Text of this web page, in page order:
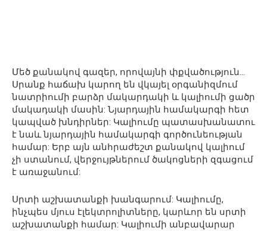
Մեծ քանակով գազեր, որովայնի փքվածություն…
Սրանք հաճախ կարող են վկայել օրգանիզմում
նատրիումի բարձր մակարդակի և կալիումի ցածր
մակադակի մասին: Նյարդային համակարգի հետ
կապված խնդիրներ: Կալիումը պատասխանատու
է նաև նյարդային համակարգի գործունեության
համար: Երբ այն անհրաժեշտ քանակով կալիում
չի ստանում, վերջույթներում ծակոցների զգացում
է առաջանում:
Սրտի աշխատանքի խանգարում: Կալիումը,
ինչպես մյուս էլեկտրոլիտները, կարևոր են սրտի
աշխատանքի համար: Կալիումի անբավարար